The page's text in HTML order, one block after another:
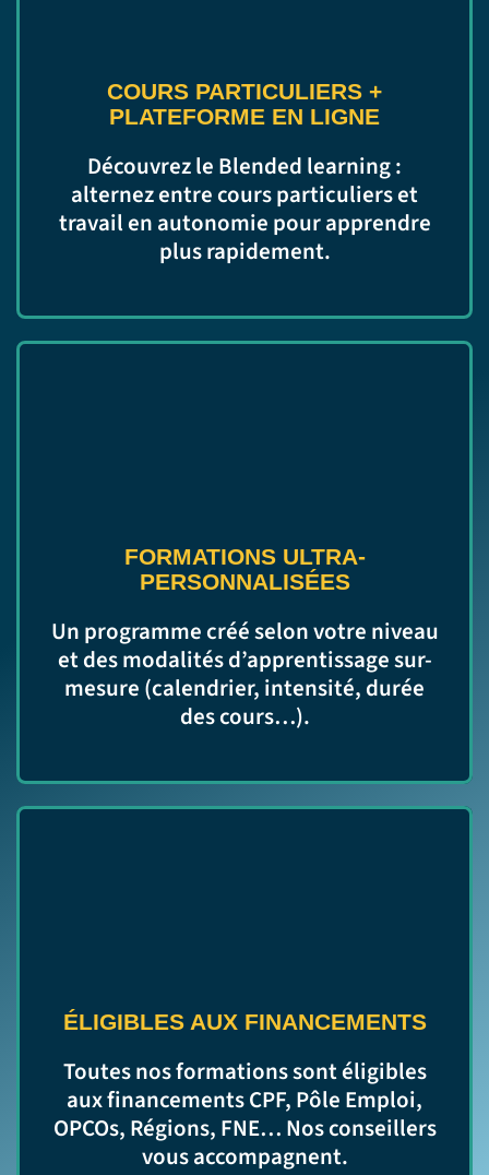
COURS PARTICULIERS +
PLATEFORME EN LIGNE
Découvrez le Blended learning :
alternez entre cours particuliers et
travail en autonomie pour apprendre
plus rapidement.
FORMATIONS ULTRA-
PERSONNALISÉES
Un programme créé selon votre niveau
et des modalités d’apprentissage sur-
mesure (calendrier, intensité, durée
des cours…).
ÉLIGIBLES AUX FINANCEMENTS
Toutes nos formations sont éligibles
aux financements CPF, Pôle Emploi,
OPCOs, Régions, FNE… Nos conseillers
vous accompagnent.